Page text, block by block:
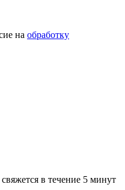
на обработку
в течение 5 минут